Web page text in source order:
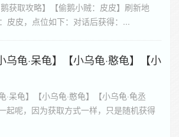
获取攻略】【偷鹅小贼：皮皮】刷新地
皮皮，点位如下：对话后获得：...
乌龟·呆龟】【小乌龟·憨龟】【小
·呆龟】【小乌龟·憨龟】【小乌龟·龟丞
起呢，因为获取方式一样，只是随机获得